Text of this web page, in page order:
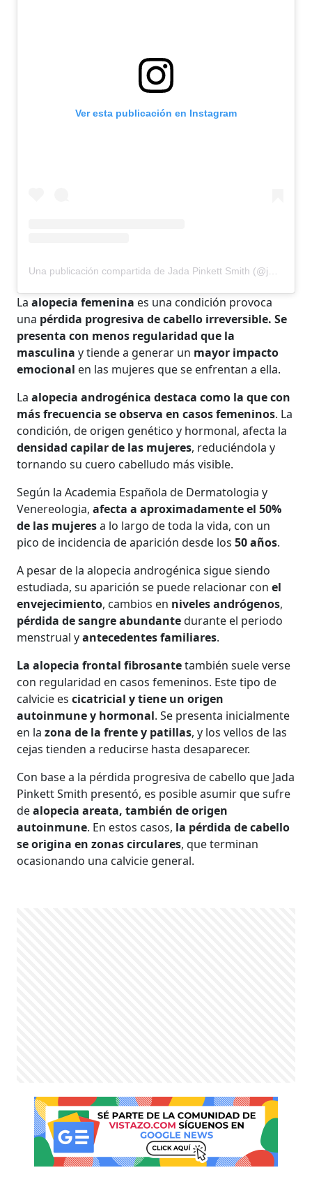
Ver esta publicación en Instagram
Laalopecia femenina es una condición provoca
una pérdida progresiva de cabello irreversible. Se
presenta con menos regularidad que la
masculina y tiende a generar un mayor impacto
emocional en las mujeres que se enfrentan a ella.
La alopecia androgénica destaca como la que con
más frecuencia se observa en casos femeninos. La
condición, de origen genético y hormonal, afecta la
densidad capilar de las mujeres, reduciéndola y
tornando su cuero cabelludo más visible.
Según la Academia Española de Dermatologia y
Venereologia,afecta a aproximadamente el 50%
de las mujeresa lo largo de toda la vida, con un
pico de incidencia de aparición desde los50 años.
A pesar de la alopecia androgénica sigue siendo
estudiada, su aparición se puede relacionar conel
envejecimiento, cambios en niveles andrógenos,
pérdida de sangre abundantedurante el periodo
menstrual yantecedentes familiares.
La alopecia frontal fibrosantetambién suele verse
con regularidad en casos femeninos. Este tipo de
calvicie escicatricial y tiene un origen
autoinmune y hormonal. Se presenta inicialmente
en lazona de la frente y patillas, y los vellos de las
cejas tienden a reducirse hasta desaparecer.
Con base a la pérdida progresiva de cabello que Jada
Pinkett Smith presentó, es posible asumir que sufre
dealopecia areata, también de origen
autoinmune. En estos casos, la pérdida de cabello
se origina en zonas circulares, que terminan
ocasionando una calvicie general.